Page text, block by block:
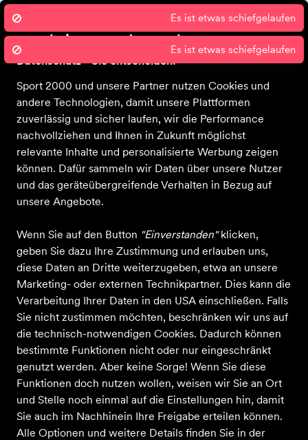
Wir nutzen Cookies um unsere Dienste
zu erbringen und zu verbessern.
Datenschutz - Sie entscheiden!
Sport 2000 und unsere Partner nutzen Cookies und
andere Technologien, damit unsere Plattformen
zuverlässig und sicher laufen, wir die Performance
nachvollziehen und Ihnen in Zukunft möglichst
relevante Inhalte und personalisierte Werbung zeigen
können. Dafür sammeln wir Daten über unsere Nutzer
und das geräteübergreifende Verhalten in Bezug auf
unsere Angebote.
Wenn Sie auf den Button "Einverstanden"klicken,
geben Sie dazu Ihre Zustimmung und erlauben uns,
diese Daten an Dritte weiterzugeben, etwa an unsere
Marketing- oder externen Technikpartner. Dies kann die
Verarbeitung Ihrer Daten in den USA einschließen. Falls
Sie nicht zustimmen möchten, beschränken wir uns auf
die technisch-notwendigen Cookies. Dadurch können
bestimmte Funktionen nicht oder nur eingeschränkt
genutzt werden. Aber keine Sorge! Wenn Sie diese
Funktionen doch nutzen wollen, weisen wir Sie an Ort
und Stelle noch einmal auf die Einstellungen hin, damit
Sie auch im Nachhinein Ihre Freigabe erteilen können.
Alle Optionen und weitere Details finden Sie in der
Startseite Über uns Bekleidung Schuhe Ausrüstung Sale
Supernova Glide W Running Shoes
Es ist etwas schiefgelaufen
Es ist etwas schiefgelaufen